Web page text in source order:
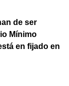
de ser
Mínimo
en fijado en